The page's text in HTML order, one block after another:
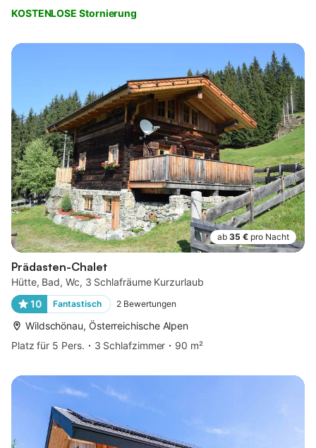
KOSTENLOSE Stornierung
ab 35 € pro Nacht
Prädasten-Chalet
Hütte, Bad, Wc, 3 Schlafräume Kurzurlaub
10
Fantastisch 2 Bewertungen
Wildschönau, Österreichische Alpen
Platz für 5 Pers.
3 Schlafzimmer 90 m²